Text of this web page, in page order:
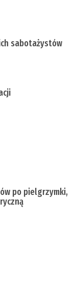
sabotażystów
po pielgrzymki,